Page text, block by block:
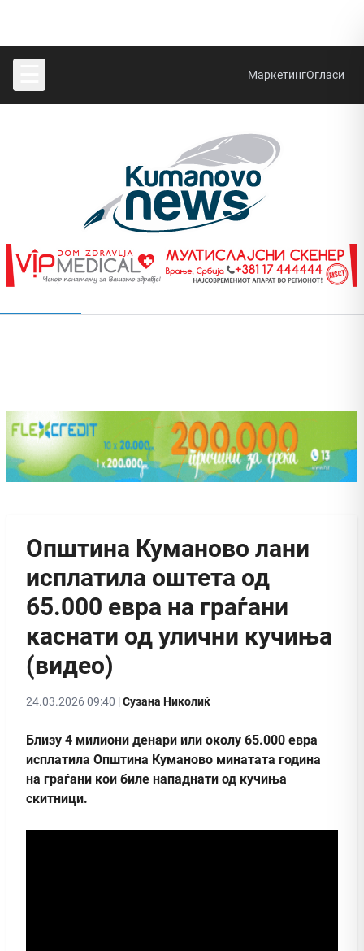
МаркетингОгласи
Општина Куманово лани
исплатила оштета од
65.000 евра на граѓани
каснати од улични кучиња
(видео)
24.03.2026 09:40 |Сузана Николиќ
Близу 4 милиони денари или околу 65.000 евра
исплатила Општина Куманово минатата година
на граѓани кои биле нападнати од кучиња
скитници.